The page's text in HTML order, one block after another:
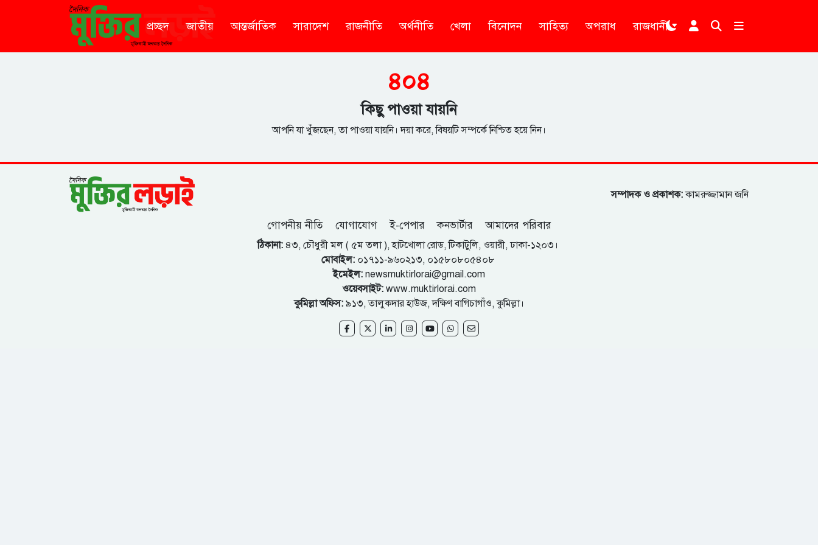
প্রচ্ছদ জাতীয় আন্তর্জাতিক সারাদেশ রাজনীতি অর্থনীতি খেলা বিনোদন সাহিত্য অপরাধ রাজধানী
৪০৪
কিছু পাওয়া যায়নি
আপনি যা খুঁজছেন, তা পাওয়া যায়নি। দয়া করে, বিষয়টি সম্পর্কে নিশ্চিত হয়ে নিন।
সম্পাদক ও প্রকাশক:কামরুজ্জামান জনি
গোপনীয় নীতি যোগাযোগ ই-পেপার কনভার্টার আমাদের পরিবার
ঠিকানা: ৪৩, চৌধুরী মল ( ৫ম তলা ), হাটখোলা রোড, টিকাটুলি, ওয়ারী, ঢাকা-১২০৩।
মোবাইল:০১৭১১-৯৬০২১৩, ০১৫৮০৮০৫৪০৮
ইমেইল: newsmuktirlorai@gmail.com
ওয়েবসাইট: www.muktirlorai.com
কুমিল্লা অফিস: ৯১৩, তালুকদার হাউজ, দক্ষিণ বাগিচাগাঁও, কুমিল্লা।